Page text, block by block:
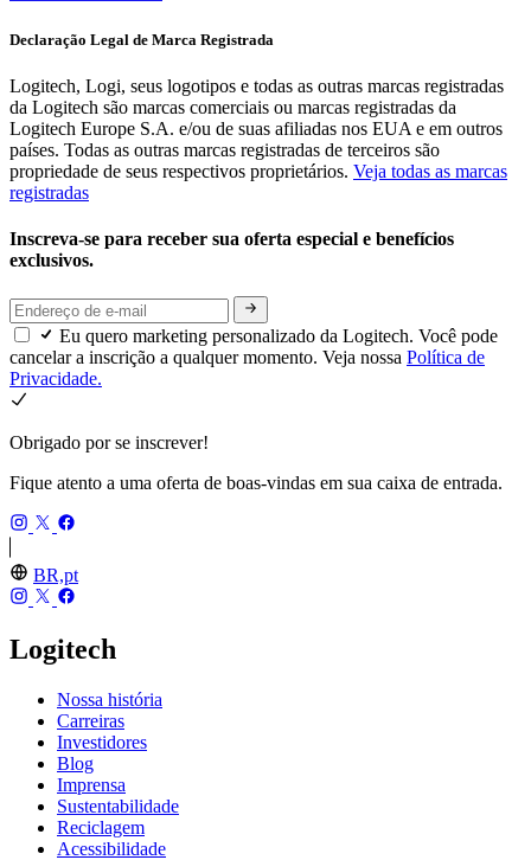
Declaração Legal de Marca Registrada
Logitech, Logi, seus logotipos e todas as outras marcas registradas
da Logitech são marcas comerciais ou marcas registradas da
Logitech Europe S.A. e/ou de suas afiliadas nos EUA e em outros
países. Todas as outras marcas registradas de terceiros são
propriedade de seus respectivos proprietários. Veja todas as marcas
registradas
Inscreva-se para receber sua oferta especial e benefícios
exclusivos.
Eu quero marketing personalizado da Logitech. Você pode
cancelar a inscrição a qualquer momento. Veja nossa Política de
Privacidade.
Obrigado por se inscrever!
Fique atento a uma oferta de boas-vindas em sua caixa de entrada.
BR,pt
Logitech
Nossa história
Carreiras
Investidores
Blog
Imprensa
Sustentabilidade
Reciclagem
Acessibilidade